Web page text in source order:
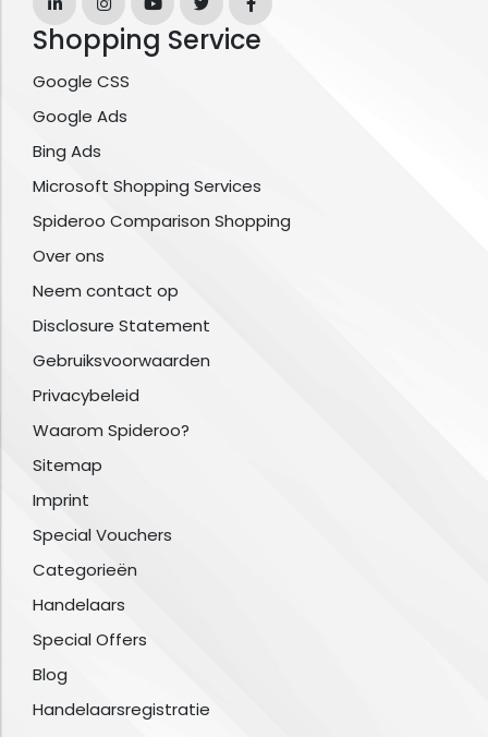
Shopping Service
Google CSS
Google Ads
Bing Ads
Microsoft Shopping Services
Spideroo Comparison Shopping
Over ons
Neem contact op
Disclosure Statement
Gebruiksvoorwaarden
Privacybeleid
Waarom Spideroo?
Sitemap
Imprint
Special Vouchers
Categorieën
Handelaars
Special Offers
Blog
Handelaarsregistratie